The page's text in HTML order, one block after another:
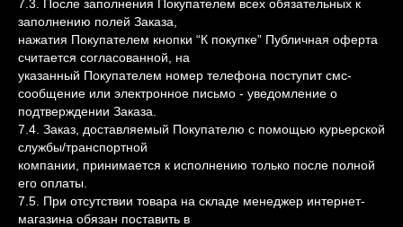
7.3. После заполнения Покупателем всех обязательных к
заполнению полей Заказа,
нажатия Покупателем кнопки “К покупке” Публичная оферта
считается согласованной, на
указанный Покупателем номер телефона поступит смс-
сообщение или электронное письмо - уведомление о
подтверждении Заказа.
7.4. Заказ, доставляемый Покупателю с помощью курьерской
службы/транспортной
компании, принимается к исполнению только после полной
его оплаты.
7.5. При отсутствии товара на складе менеджер интернет-
магазина обязан поставить в